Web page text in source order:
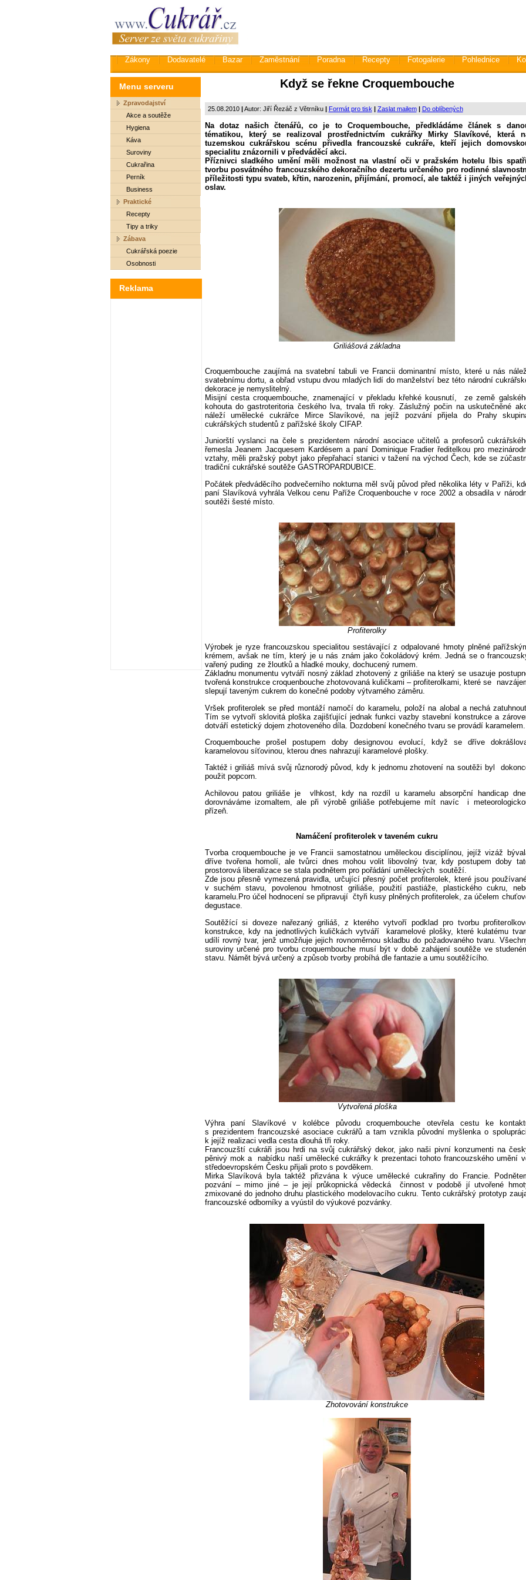
Zákony Dodavatelé Bazar Zaměstnání Poradna Recepty Fotogalerie Pohlednice
Menu serveru
Zpravodajství
Akce a soutěže
Hygiena
Káva
Suroviny
Cukrařina
Perník
Business
Praktické
Recepty
Tipy a triky
Zábava
Cukrářská poezie
Osobnosti
Reklama
Když se řekne Croquembouche
25.08.2010 |Autor: Jiří Řezáč z Větrníku | Formát pro tisk | Zaslat mailem | Do oblíbených
Na dotaz našich čtenářů, co je to Croquembouche, předkládáme článek s
tématikou, který se realizoval prostřednictvím cukrářky Mirky Slavíkové, která
tuzemskou cukrářskou scénu přivedla francouzské cukráře, kteří jejich
specialitu znázornili v předváděcí akci.
Příznivci sladkého umění měli možnost na vlastní oči v pražském hotelu Ibis
tvorbu posvátného francouzského dekoračního dezertu určeného pro rodinné
příležitosti typu svateb, křtin, narozenin, přijímání, promocí, ale taktéž i jiných
oslav.
Griliášová základna
Croquembouche zaujímá na svatební tabuli ve Francii dominantní místo, které u nás
svatebnímu dortu, a obřad vstupu dvou mladých lidí do manželství bez této národní
dekorace je nemyslitelný.
Misijní cesta croquembouche, znamenající v překladu křehké kousnutí,
ze země
kohouta do gastroteritoria českého lva, trvala tři roky. Záslužný počin na uskutečněné
náleží umělecké cukrářce Mirce Slavíkové, na jejíž pozvání přijela do Prahy
cukrářských studentů z pařížské školy CIFAP.
Juniorští vyslanci na čele s prezidentem národní asociace učitelů a profesorů
řemesla Jeanem Jacquesem Kardésem a paní Dominique Fradier ředitelkou pro
vztahy, měli pražský pobyt jako přepřahací stanici v tažení na východ Čech, kde se
tradiční cukrářské soutěže GASTROPARDUBICE.
Počátek předváděcího podvečerního nokturna měl svůj původ před několika léty v Paříži,
paní Slavíková vyhrála Velkou cenu Paříže Croquenbouche v roce 2002 a obsadila v
soutěži šesté místo.
Profiterolky
Výrobek je ryze francouzskou specialitou sestávající z odpalované hmoty plněné
krémem, avšak ne tím, který je u nás znám jako čokoládový krém. Jedná se o
vařený puding ze žloutků a hladké mouky, dochucený rumem.
Základnu monumentu vytváří nosný základ zhotovený z griliáše na který se usazuje
tvořená konstrukce croquenbouche zhotovovaná kuličkami – profiterolkami, které se
slepují taveným cukrem do konečné podoby výtvarného záměru.
Vršek profiterolek se před montáží namočí do karamelu, položí na alobal a nechá zatuhnout.
Tím se vytvoří sklovitá ploška zajišťující jednak funkci vazby stavební konstrukce a
dotváří estetický dojem zhotoveného díla. Dozdobení konečného tvaru se provádí karamelem.
Croquembouche prošel postupem doby designovou evolucí, když se dříve
karamelovou síťovinou, kterou dnes nahrazují karamelové plošky.
Taktéž i griliáš mívá svůj různorodý původ, kdy k jednomu zhotovení na soutěži byl
použit popcorn.
Achilovou patou griliáše je
vlhkost, kdy na rozdíl u karamelu absorpční handicap
dorovnáváme izomaltem, ale při výrobě griliáše potřebujeme mít navíc
i
přízeň.
Namáčení profiterolek v taveném cukru
Tvorba croquembouche je ve Francii samostatnou uměleckou disciplínou, jejíž vizáž
dříve tvořena homolí, ale tvůrci dnes mohou volit libovolný tvar, kdy postupem doby
prostorová liberalizace se stala podnětem pro pořádání uměleckých soutěží.
Zde jsou přesně vymezená pravidla, určující přesný počet profiterolek, které jsou
v suchém stavu, povolenou hmotnost griliáše, použití pastiáže, plastického cukru,
karamelu. Pro účel hodnocení se připravují čtyři kusy plněných profiterolek, za účelem
degustace.
Soutěžící si doveze nařezaný griliáš, z kterého vytvoří podklad pro tvorbu
konstrukce, kdy na jednotlivých kuličkách vytváří
karamelové plošky, které kulatému
udílí rovný tvar, jenž umožňuje jejich rovnoměrnou skladbu do požadovaného tvaru.
suroviny určené pro tvorbu croquembouche musí být v době zahájení soutěže ve
stavu. Námět bývá určený a způsob tvorby probíhá dle fantazie a umu soutěžícího.
Vytvořená ploška
Výhra paní Slavíkové v kolébce původu croquembouche otevřela cestu ke
s prezidentem francouzské asociace cukrářů a tam vznikla původní myšlenka o
k jejíž realizaci vedla cesta dlouhá tři roky.
Francouzští cukráři jsou hrdi na svůj cukrářský dekor, jako naši pivní konzumenti na
pěnivý mok a
nabídku naší umělecké cukrářky k prezentaci tohoto francouzského umění
středoevropském Česku přijali proto s povděkem.
Mirka Slavíková byla taktéž přizvána k výuce umělecké cukrařiny do Francie.
pozvání – mimo jiné – je její průkopnická vědecká
činnost v podobě jí utvořené
zmixované do jednoho druhu plastického modelovacího cukru. Tento cukrářský prototyp
francouzské odborníky a vyústil do výukové pozvánky.
Zhotovování konstrukce